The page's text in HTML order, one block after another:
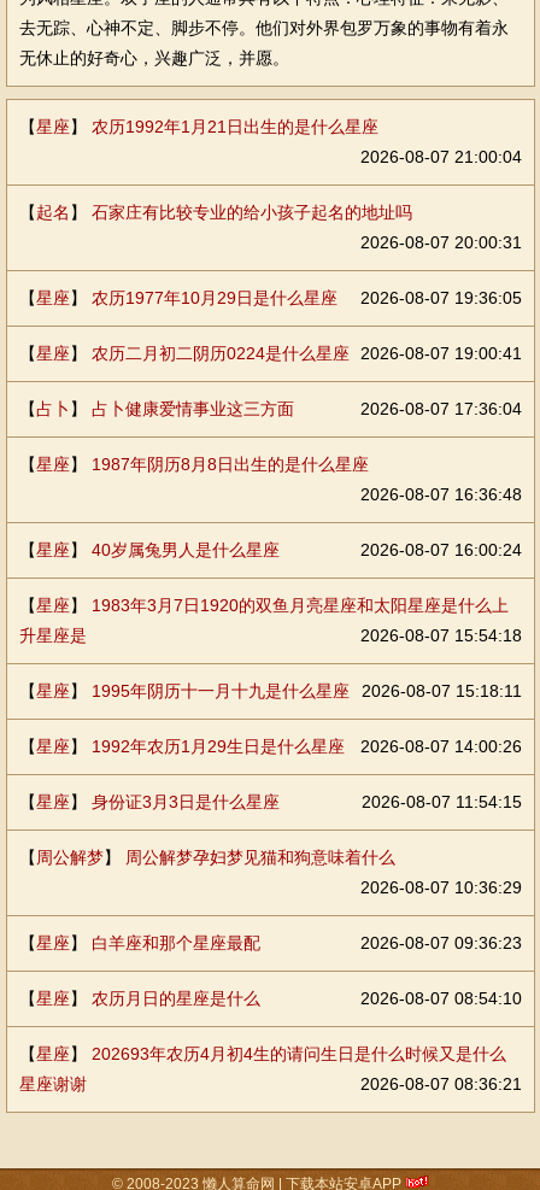
去无踪、心神不定、脚步不停。他们对外界包罗万象的事物有着永
无休止的好奇心，兴趣广泛，并愿。
【星座】 农历1992年1月21日出生的是什么星座
2026-08-07 21:00:04
【起名 】 石家庄有比较专业的给小孩子起名的地址吗
2026-08-07 20:00:31
【星座】 农历1977年10月29日是什么星座 2026-08-07 19:36:05
【星座】 农历二月初二阴历0224是什么星座 2026-08-07 19:00:41
【占卜 】 占卜健康爱情事业这三方面 2026-08-07 17:36:04
【星座】 1987年阴历8月8日出生的是什么星座
2026-08-07 16:36:48
【星座】 40岁属兔男人是什么星座 2026-08-07 16:00:24
【星座】 1983年3月7日1920的双鱼月亮星座和太阳星座是什么上
升星座是
2026-08-07 15:54:18
【星座】 1995年阴历十一月十九是什么星座 2026-08-07 15:18:11
【星座】 1992年农历1月29生日是什么星座 2026-08-07 14:00:26
【星座】 身份证3月3日是什么星座 2026-08-07 11:54:15
【 周公解梦】
周公解梦孕妇梦见猫和狗意味着什么
2026-08-07 10:36:29
【星座】 白羊座和那个星座最配 2026-08-07 09:36:23
【星座】 农历月日的星座是什么 2026-08-07 08:54:10
【星座】 202693年农历4月初4生的请问生日是什么时候又是什么
星座谢谢
2026-08-07 08:36:21
© 2008-2023 懒人算命网 下载本站安卓APP